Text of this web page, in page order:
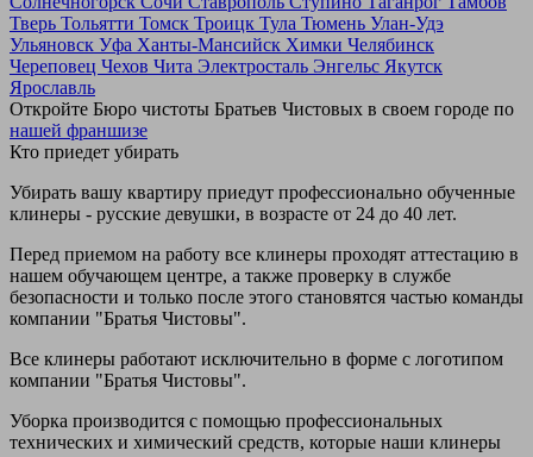
Тверь Тольятти Томск Троицк Тула Тюмень Улан-Удэ
Ульяновск Уфа Ханты-Мансийск Химки Челябинск
Череповец Чехов Чита Электросталь Энгельс Якутск
Ярославль
Откройте Бюро чистоты Братьев Чистовых в своем городе по
нашей франшизе
Кто приедет убирать
Убирать вашу квартиру приедут профессионально обученные
клинеры - русские девушки, в возрасте от 24 до 40 лет.
Перед приемом на работу все клинеры проходят аттестацию в
нашем обучающем центре, а также проверку в службе
безопасности и только после этого становятся частью команды
компании "Братья Чистовы".
Все клинеры работают исключительно в форме с логотипом
компании "Братья Чистовы".
Уборка производится с помощью профессиональных
технических и химический средств, которые наши клинеры